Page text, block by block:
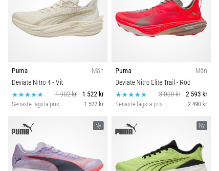
känt
som
iliotibialbandssyndrom
ett
mycket
vanligt
hälsoproblem
löpare
drabbas
av.
Vad…
Puma
Män
Deviate Nitro 4- Vit
1 902 kr
1 522 kr
Senaste lägsta pris 1 522 kr
Puma
Män
Deviate Nitro Elite Trail - Röd
3 000 kr
2 593 kr
Senaste lägsta pris 2 490 kr
Ny Ny